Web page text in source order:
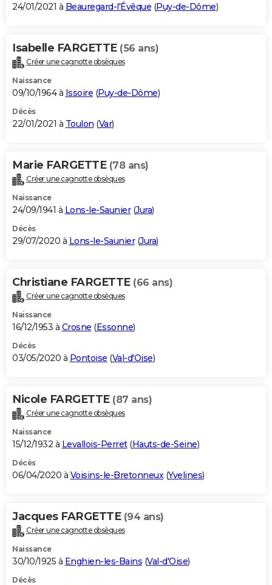
24/01/2021 à Beauregard-l'Évêque (Puy-de-Dôme)
Isabelle FARGETTE (56 ans)
Créer une cagnotte obsèques
Naissance
09/10/1964 à Issoire (Puy-de-Dôme)
Décès
22/01/2021 à Toulon (Var)
Marie FARGETTE (78 ans)
Créer une cagnotte obsèques
Naissance
24/09/1941 à Lons-le-Saunier(Jura)
Décès
29/07/2020 à Lons-le-Saunier(Jura)
Christiane FARGETTE (66 ans)
Créer une cagnotte obsèques
Naissance
16/12/1953 à Crosne (Essonne)
Décès
03/05/2020 à Pontoise (Val-d'Oise)
Nicole FARGETTE (87 ans)
Créer une cagnotte obsèques
Naissance
15/12/1932 à Levallois-Perret(Hauts-de-Seine)
Décès
06/04/2020 à Voisins-le-Bretonneux(Yvelines)
Jacques FARGETTE (94 ans)
Créer une cagnotte obsèques
Naissance
30/10/1925 à Enghien-les-Bains (Val-d'Oise)
Décès